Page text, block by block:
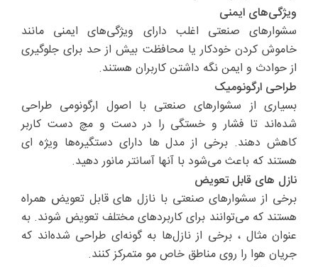
ویژگی‌های ایمنی
سشوارهای صنعتی اغلب دارای ویژگی‌های ایمنی مانند
خاموش کردن خودکار یا محافظت بیش از حد برای جلوگیری
از حوادث و ایمن نگه داشتن کاربران هستند.
طراحی ارگونومیک
بسیاری از سشوارهای صنعتی با اصول ارگونومی طراحی
شده‌اند تا فشار و خستگی را در دست و مچ دست کاربر
کاهش دهند. برخی از مدل ها دارای دستگیره‌ها ویژه ای
هستند که باعث می‌شود با آنها آسانتر مانور دهید.
نازل های قابل تعویض
برخی از سشوارهای صنعتی با نازل های قابل تعویض همراه
هستند که می‌توانند برای کاربردهای مختلف تعویض شوند. به
عنوان مثال ، برخی از نازل‌ها به گونه‌ای طراحی شده‌اند که
جریان هوا را روی مناطق خاص مو متمرکز کنند.